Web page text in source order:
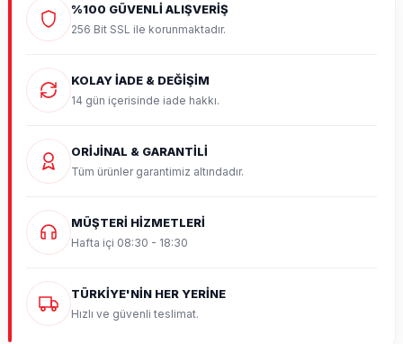
%100 GÜVENLİ ALIŞVERİŞ
256 Bit SSL ile korunmaktadır.
KOLAY İADE & DEĞİŞİM
14 gün içerisinde iade hakkı.
ORİJİNAL & GARANTİLİ
Tüm ürünler garantimiz altındadır.
MÜŞTERİ HİZMETLERİ
Hafta içi 08:30 - 18:30
TÜRKİYE'NİN HER YERİNE
Hızlı ve güvenli teslimat.